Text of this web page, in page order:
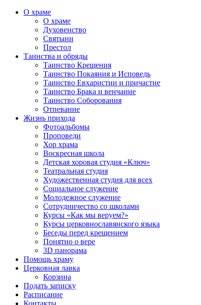
О храме
О храме
Духовенство
Святыни
Престол
Таинства и обряды
Таинство Крещения
Таинство Покаяния и Исповедь
Таинство Евхаристии и причастие
Таинство Брака и венчание
Таинство Соборования
Отпевание
Жизнь прихода
Фотоальбомы
Проповеди
Хор храма
Воскресная школа
Детская хоровая студия «Ключ»
Театральная студия
Х​удожественная студия для всех
Социальное служение
Молодежное служение
Сотрудничество со школами
Курсы «Как мы веруем?»
Курсы церковнославянского языка
Беседы перед крещением
Понятно о вере
3D панорама
Помощь храму
Церковная лавка
Корзина
Подать записку
Расписание
Контакты